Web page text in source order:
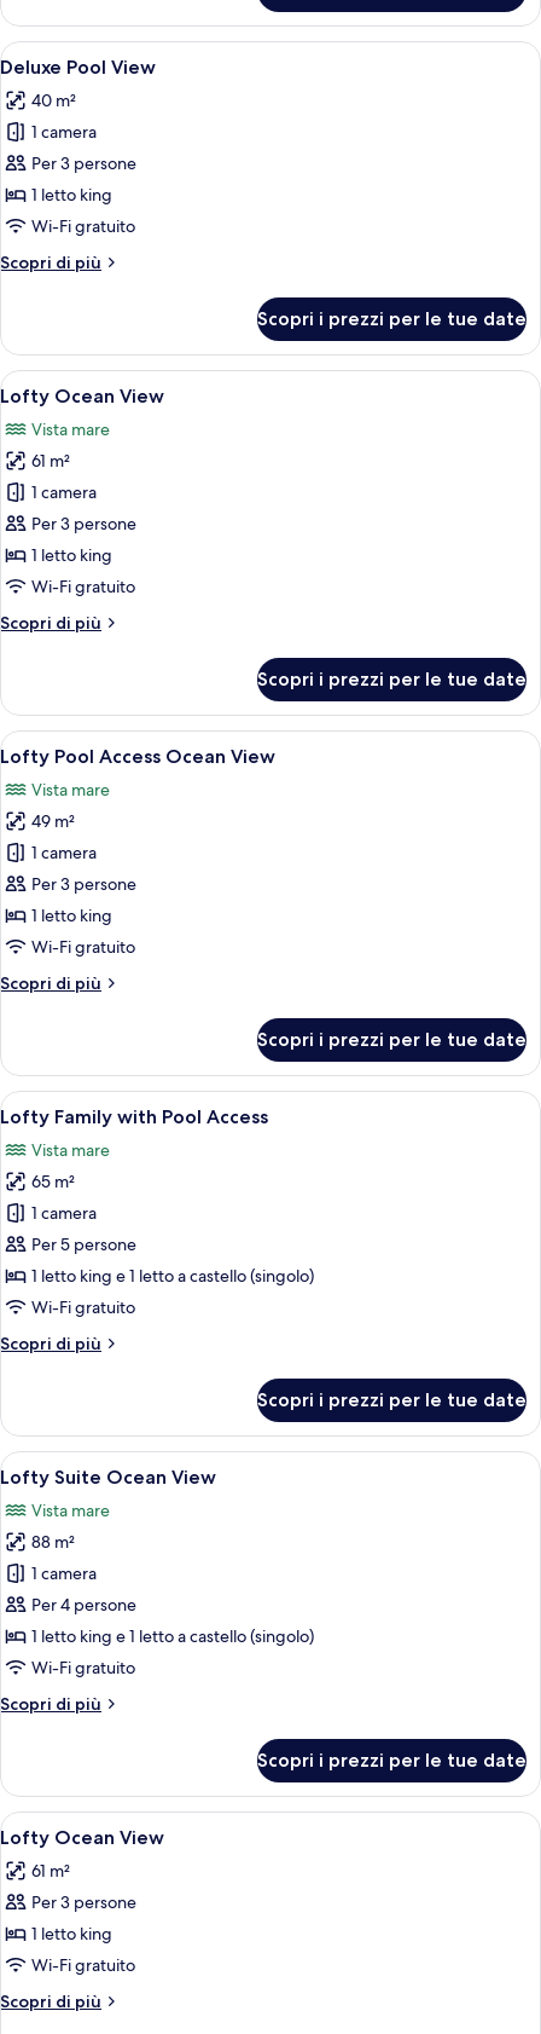
Bedroom
Pool
Villa
Apri
tutte
le
foto
per
Deluxe
Pool
Una camera da letto moderna con
11
Deluxe Pool View
40 m²
1 camera
Per 3 persone
1 letto king
Wi-Fi gratuito
Scopri di più
Altri
Pool
View
Scopri i prezzi per le tue date
Apri
tutte
le
foto
per
Lofty
Ocean
View
Una camera d'albergo moderna con
6
Lofty Ocean View
Vista mare
61 m²
1 camera
Per 3 persone
1 letto king
Wi-Fi gratuito
Scopri di più
Altri
Ocean
View
Scopri i prezzi per le tue date
Apri
tutte
le
foto
per
Lofty
Pool
Access
View
Una moderna camera d'albergo con
7
Lofty Pool Access Ocean View
Vista mare
49 m²
1 camera
Per 3 persone
1 letto king
Wi-Fi gratuito
Scopri di più
Altri
Pool
Access
Ocean
Scopri i prezzi per le tue date
Apri
tutte
le
foto
per
Lofty
Family
with
Access
Una moderna camera d'albergo con
7
Lofty Family with Pool Access
Vista mare
65 m²
1 camera
Per 5 persone
1 letto king e 1 letto a castello (singolo)
Wi-Fi gratuito
Scopri di più
Altri
Family
with
Pool
Access
Scopri i prezzi per le tue date
Apri
tutte
le
foto
per
Lofty
Suite
Ocean
Una camera d'albergo moderna con
9
Lofty Suite Ocean View
Vista mare
88 m²
1 camera
Per 4 persone
1 letto king e 1 letto a castello (singolo)
Wi-Fi gratuito
Scopri di più
Altri
Suite
Ocean
View
Scopri i prezzi per le tue date
Apri
tutte
le
foto
per
Lofty
Ocean
View
Biancheria da letto di alta qualità,
3
Lofty Ocean View
61 m²
Per 3 persone
1 letto king
Wi-Fi gratuito
Scopri di più
Altri